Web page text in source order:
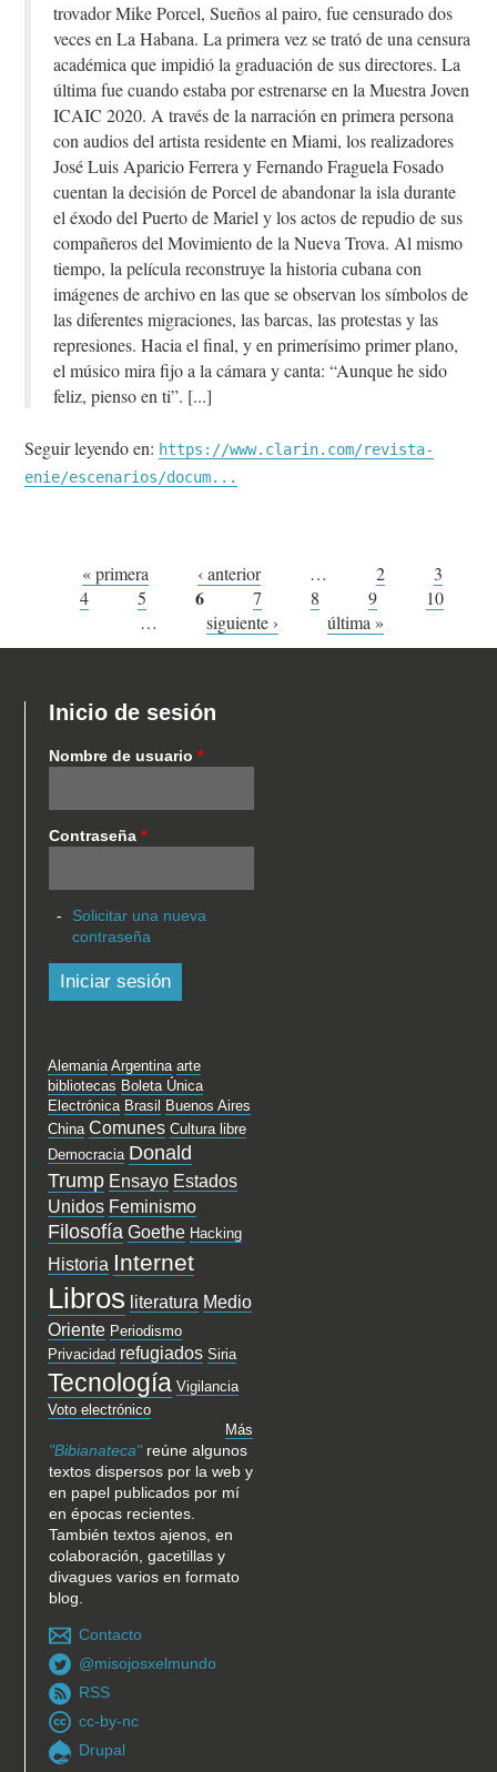
trovador Mike Porcel, Sueños al pairo, fue censurado dos
veces en La Habana. La primera vez se trató de una censura
académica que impidió la graduación de sus directores. La
última fue cuando estaba por estrenarse en la Muestra Joven
ICAIC 2020. A través de la narración en primera persona
con audios del artista residente en Miami, los realizadores
José Luis Aparicio Ferrera y Fernando Fraguela Fosado
cuentan la decisión de Porcel de abandonar la isla durante
el éxodo del Puerto de Mariel y los actos de repudio de sus
compañeros del Movimiento de la Nueva Trova. Al mismo
tiempo, la película reconstruye la historia cubana con
imágenes de archivo en las que se observan los símbolos de
las diferentes migraciones, las barcas, las protestas y las
represiones. Hacia el final, y en primerísimo primer plano,
el músico mira fijo a la cámara y canta: “Aunque he sido
feliz, pienso en ti”.
Seguir leyendo en: https://www.clarin.com/revista-
enie/escenarios/docum...
Páginas
« primera ‹ anterior … 2
3
4
5 6 7 8 9
10
…
siguiente › última »
Inicio de sesión
Nombre de usuario*
Contraseña*
Solicitar una nueva
contraseña
Alemania Argentina arte
bibliotecas Boleta Única
Electrónica Brasil
Buenos Aires
China Comunes Cultura libre
Democracia Donald
Trump Ensayo Estados
Unidos Feminismo
Filosofía Goethe Hacking
Historia Internet
Libros literatura Medio
Oriente Periodismo
Privacidad refugiados Siria
Tecnología Vigilancia
Voto electrónico
Más
"Bibianateca"reúne algunos
textos dispersos por la web y
en papel publicados por mí
en épocas recientes.
También textos ajenos, en
colaboración, gacetillas y
divagues varios en formato
blog.
Contacto
@misojosxelmundo
RSS
cc-by-nc
Drupal